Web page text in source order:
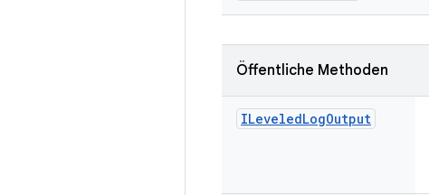
Öffentliche Methoden
ILeveledLogOutput